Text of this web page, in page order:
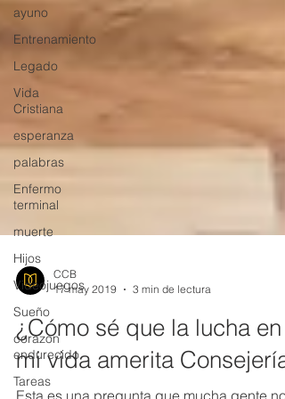
ayuno
Entrenamiento
Legado
Vida
Cristiana
esperanza
palabras
Enfermo
terminal
muerte
Hijos
Videojuegos
Sueño
corazon
endurecido
Tareas
17 may 2019
3 min de lectura
¿Cómo sé que la lucha en